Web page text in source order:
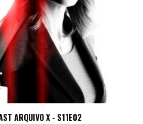
ARQUIVO X - S11E02